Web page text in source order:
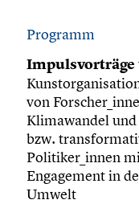
Programm
Impulsvorträge
von
Klimawandel
bzw.
Politiker_innen
Engagement in
Umwelt